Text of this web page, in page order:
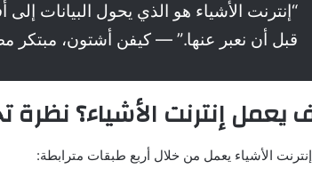
“إنترنت الأشياء هو الذي يحول البيانات
قبل أن نعبر عنها.” — كيفن أشتون، مبتكر
يعمل إنترنت الأشياء؟ نظرة
الأشياء يعمل من خلال أربع طبقات مترابطة: